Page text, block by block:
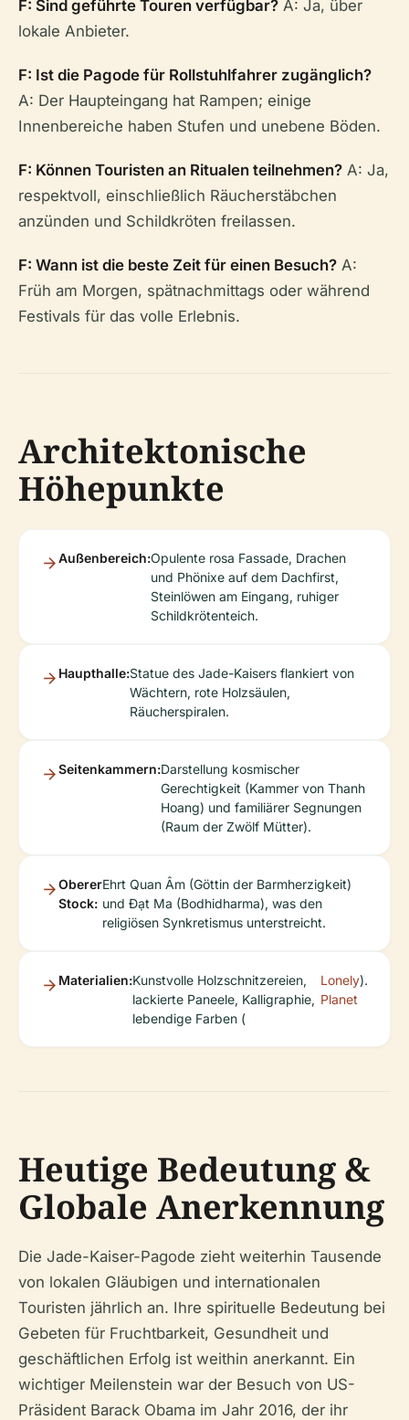
F: Sind geführte Touren verfügbar? A: Ja, über
lokale Anbieter.
F: Ist die Pagode für Rollstuhlfahrer zugänglich?
A: Der Haupteingang hat Rampen; einige
Innenbereiche haben Stufen und unebene Böden.
F: Können Touristen an Ritualen teilnehmen? A: Ja,
respektvoll, einschließlich Räucherstäbchen
anzünden und Schildkröten freilassen.
F: Wann ist die beste Zeit für einen Besuch? A:
Früh am Morgen, spätnachmittags oder während
Festivals für das volle Erlebnis.
Architektonische
Höhepunkte
Außenbereich:Opulente rosa Fassade, Drachen
und Phönixe auf dem Dachfirst,
Steinlöwen am Eingang, ruhiger
Schildkrötenteich.
Haupthalle:Statue des Jade-Kaisers flankiert von
Wächtern, rote Holzsäulen,
Räucherspiralen.
Seitenkammern:Darstellung kosmischer
Gerechtigkeit (Kammer von Thanh
Hoang) und familiärer Segnungen
(Raum der Zwölf Mütter).
Oberer
Stock:
Ehrt Quan Âm (Göttin der Barmherzigkeit)
und Đạt Ma (Bodhidharma), was den
religiösen Synkretismus unterstreicht.
Materialien:Kunstvolle Holzschnitzereien,
lackierte Paneele, Kalligraphie,
lebendige Farben (
Lonely
Planet
).
Heutige Bedeutung &
Globale Anerkennung
Die Jade-Kaiser-Pagode zieht weiterhin Tausende
von lokalen Gläubigen und internationalen
Touristen jährlich an. Ihre spirituelle Bedeutung bei
Gebeten für Fruchtbarkeit, Gesundheit und
geschäftlichen Erfolg ist weithin anerkannt. Ein
wichtiger Meilenstein war der Besuch von US-
Präsident Barack Obama im Jahr 2016, der ihr